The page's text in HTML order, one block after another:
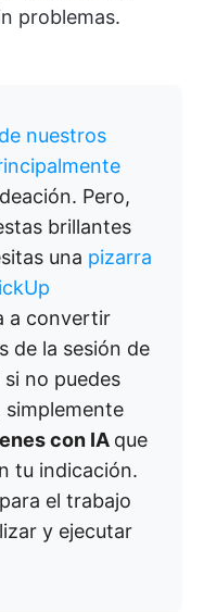
problemas.
nuestros
Pero,
brillantes
una pizarra
a convertir
de la sesión de
si no puedes
con IA que
tu indicación.
el trabajo
y ejecutar